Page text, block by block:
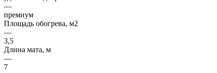
—
премиум
Площадь обогрева, м2
—
3,5
Длина мата, м
—
7